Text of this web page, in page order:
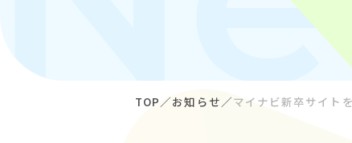
TOP お知らせ マイナビ新卒サイト